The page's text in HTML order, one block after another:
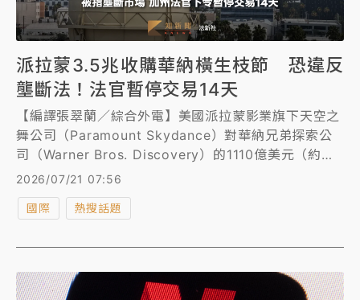
派拉蒙3.5兆收購華納橫生枝節 恐違反
壟斷法！法官暫停交易14天
【編譯張翠蘭／綜合外電】美國派拉蒙影業旗下天空之
舞公司（Paramount Skydance）對華納兄弟探索公
司（Warner Bros. Discovery）的1110億美元（約
3.55兆台幣）收購案橫生枝節。加州聯邦法官周一
（7/21）以該交易「可能」違反反壟斷法為由，暫時中
止交易。
2026/07/21 07:56
國際 熱搜話題